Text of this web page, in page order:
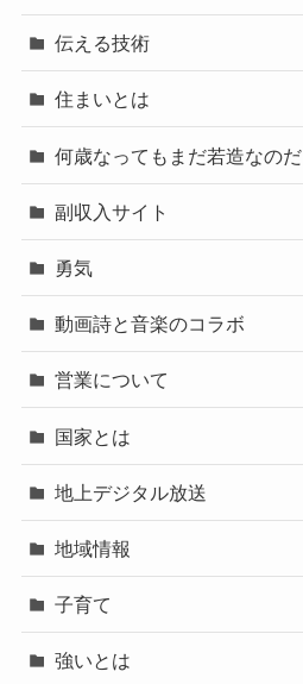
伝える技術
住まいとは
何歳なってもまだ若造なのだ
副収入サイト
勇気
動画詩と音楽のコラボ
営業について
国家とは
地上デジタル放送
地域情報
子育て
強いとは